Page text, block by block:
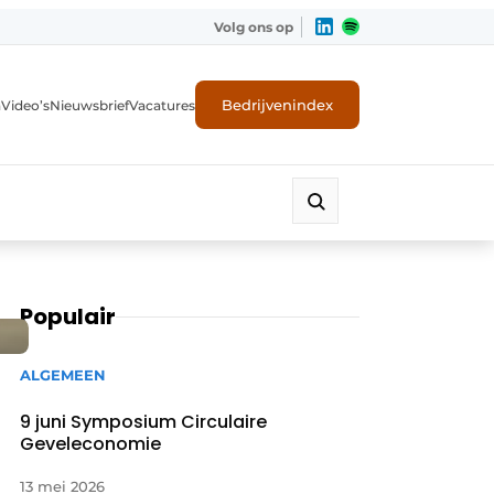
Volg ons op
Video’sNieuwsbriefVacatures Bedrijvenindex
Populair
ALGEMEEN
9 juni Symposium Circulaire
Geveleconomie
13 mei 2026